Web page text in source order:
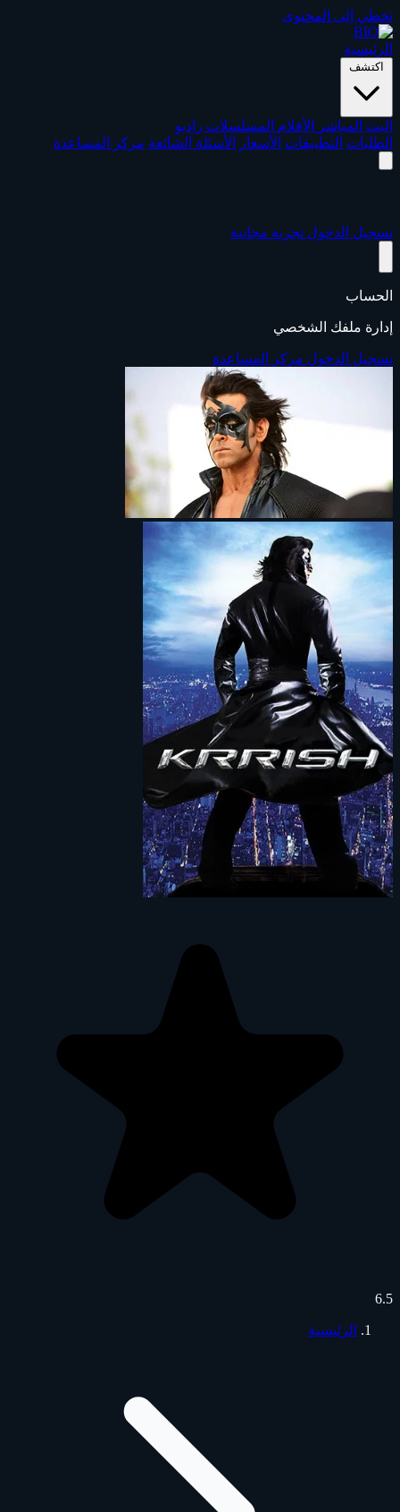
تخطي إلى المحتوى
الرئيسية
اكتشف
البث المباشر الأفلام المسلسلات راديو
الطلبات التطبيقات الأسعار الأسئلة الشائعة مركز المساعدة
تسجيل الدخول تجربة مجانية
الحساب
إدارة ملفك الشخصي
تسجيل الدخول مركز المساعدة
6.5
الرئيسية